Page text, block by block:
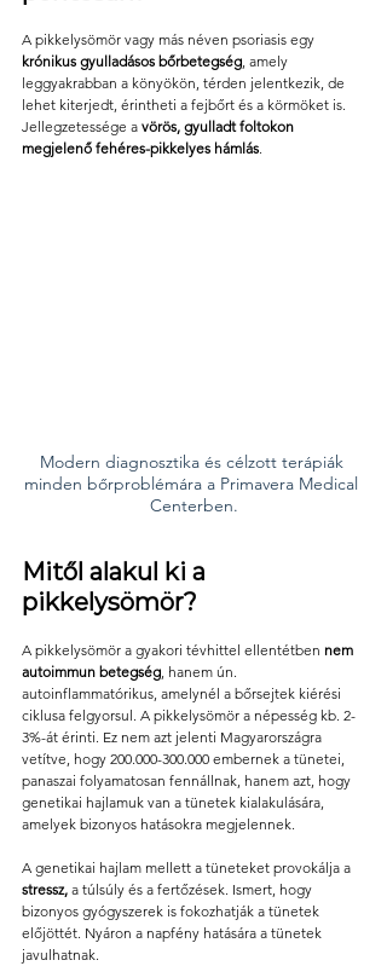
A pikkelysömör vagy más néven psoriasis egy
krónikus gyulladásos bőrbetegség, amely
leggyakrabban a könyökön, térden jelentkezik, de
lehet kiterjedt, érintheti a fejbőrt és a körmöket is.
Jellegzetessége a vörös, gyulladt foltokon
megjelenő fehéres-pikkelyes hámlás.
Modern diagnosztika és célzott terápiák
minden bőrproblémára a Primavera Medical
Centerben.
Mitől alakul ki a
pikkelysömör?
A pikkelysömör a gyakori tévhittel ellentétben nem
autoimmun betegség, hanem ún.
autoinflammatórikus, amelynél a bőrsejtek kiérési
ciklusa felgyorsul. A pikkelysömör a népesség kb. 2-
3%-át érinti. Ez nem azt jelenti Magyarországra
vetítve, hogy 200.000-300.000 embernek a tünetei,
panaszai folyamatosan fennállnak, hanem azt, hogy
genetikai hajlamuk van a tünetek kialakulására,
amelyek bizonyos hatásokra megjelennek.
A genetikai hajlam mellett a tüneteket provokálja a
stressz, a túlsúly és a fertőzések. Ismert, hogy
bizonyos gyógyszerek is fokozhatják a tünetek
előjöttét. Nyáron a napfény hatására a tünetek
javulhatnak.